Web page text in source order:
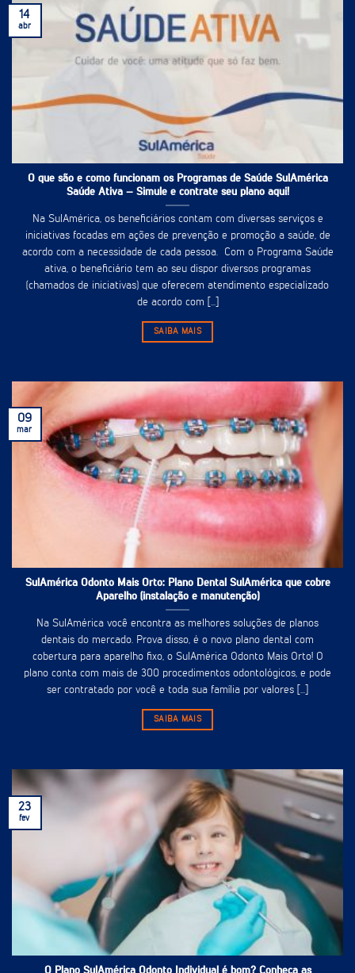
O que são e como funcionam os Programas de Saúde SulAmérica
Saúde Ativa – Simule e contrate seu plano aqui!
Na SulAmérica, os beneficiários contam com diversas serviços e
iniciativas focadas em ações de prevenção e promoção a saúde, de
acordo com a necessidade de cada pessoa. Com o Programa Saúde
ativa, o beneficiário tem ao seu dispor diversos programas
(chamados de iniciativas) que oferecem atendimento especializado
de acordo com [...]
SAIBA MAIS
14
abr
SulAmérica Odonto Mais Orto: Plano Dental SulAmérica que cobre
Aparelho (instalação e manutenção)
Na SulAmérica você encontra as melhores soluções de planos
dentais do mercado. Prova disso, é o novo plano dental com
cobertura para aparelho fixo, o SulAmérica Odonto Mais Orto! O
plano conta com mais de 300 procedimentos odontológicos, e pode
ser contratado por você e toda sua família por valores [...]
SAIBA MAIS
09
mar
O Plano SulAmérica Odonto Individual é bom? Conheça as
23
fev